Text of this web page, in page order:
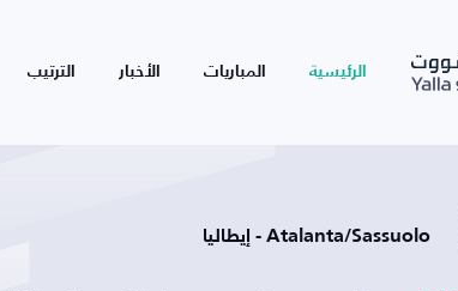
الرئيسية المباريات الأخبار الترتيب
Atalanta/Sassuolo - إيطاليا